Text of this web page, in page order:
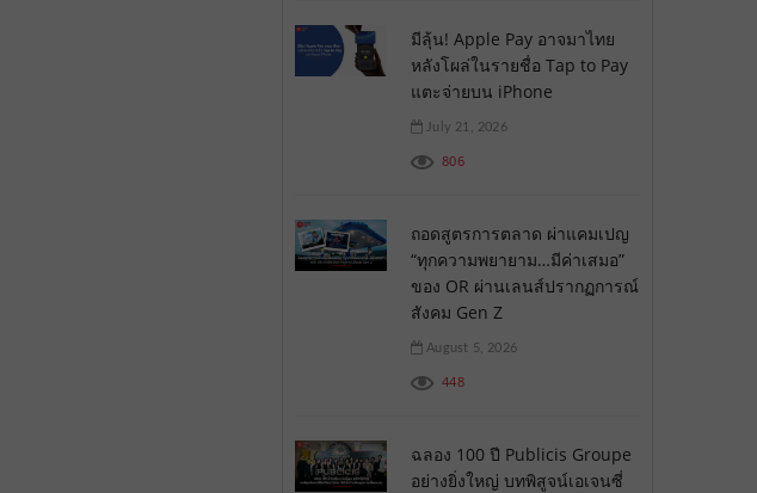
มีลุ้น! Apple Pay อาจมาไทย
หลังโผล่ในรายชื่อ Tap to Pay
แตะจ่ายบน iPhone
July 21, 2026
806
ถอดสูตรการตลาด ผ่าแคมเปญ
“ทุกความพยายาม…มีค่าเสมอ”
ของ OR ผ่านเลนส์ปรากฏการณ์
สังคม Gen Z
August 5, 2026
448
ฉลอง 100 ปี Publicis Groupe
อย่างยิ่งใหญ่ บทพิสูจน์เอเจนซี่